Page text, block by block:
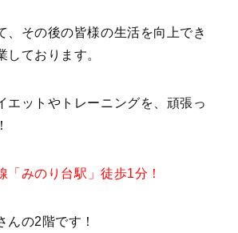
、その後の皆様の生活を向上でき
しております。
エットやトレーニングを、頑張っ
「みのり台駅」徒歩1分！
んの2階です！